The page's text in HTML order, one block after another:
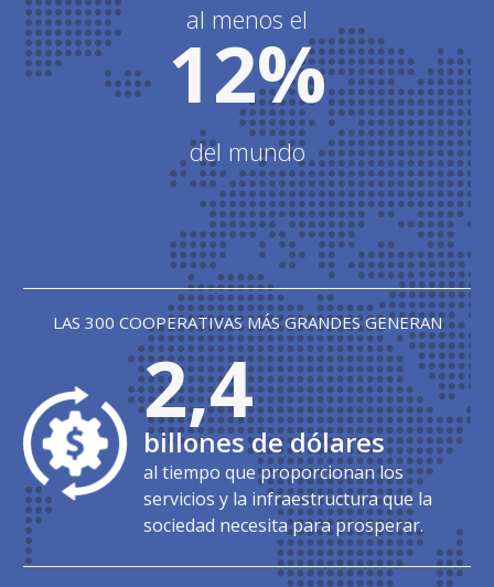
al menos el
12%
del mundo
LAS 300 COOPERATIVAS MÁS GRANDES GENERAN
2,4
billones de dólares
al tiempo que proporcionan los
servicios y la infraestructura que la
sociedad necesita para prosperar.